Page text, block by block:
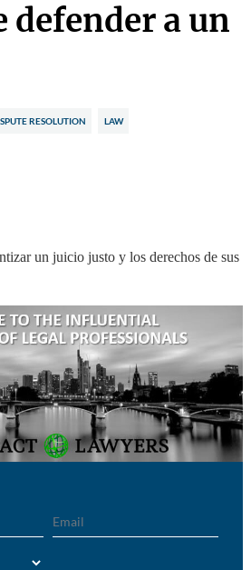
defender a un
RESOLUTION LAW
un juicio justo y los derechos de sus